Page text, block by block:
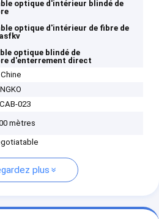
optique d'intérieur blindé de
optique d'intérieur de fibre de
optique blindé de
d'enterrement direct
023
mètres
plus